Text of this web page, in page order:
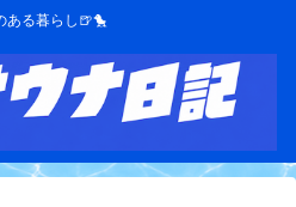
ある暮らし🍺🐤